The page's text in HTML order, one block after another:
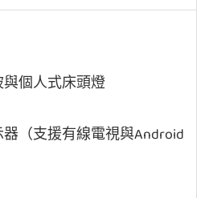
個人式床頭燈
（支援有線電視與Android